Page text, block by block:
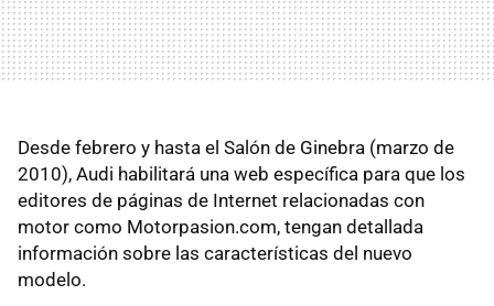
Desde febrero y hasta el Salón de Ginebra (marzo de
2010), Audi habilitará una web específica para que los
editores de páginas de Internet relacionadas con
motor como Motorpasion.com, tengan detallada
información sobre las características del nuevo
modelo.